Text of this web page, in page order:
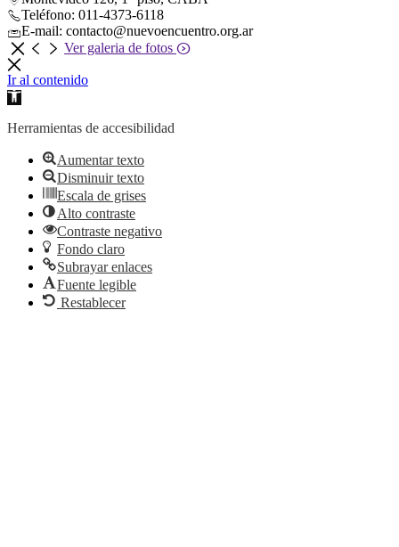
Teléfono: 011-4373-6118
E-mail: contacto@nuevoencuentro.org.ar
Ver galeria de fotos
Ir al contenido
Abrir
de
Herramientas de accesibilidad
Aumentar texto
Disminuir texto
Escala de grises
Alto contraste
Contraste negativo
Fondo claro
Subrayar enlaces
Fuente legible
Restablecer